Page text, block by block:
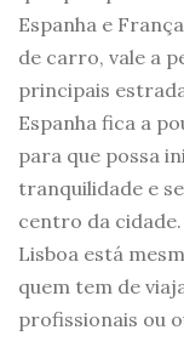
Espanha e
de carro, vale a
principais
Espanha fica a
para que possa
tranquilidade e
centro da
Lisboa está
quem tem de
profissionais ou